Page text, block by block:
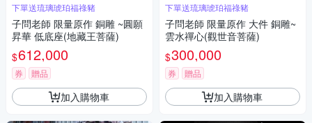
下單送琉璃琥珀福祿豬
子問老師 限量原作 銅雕 ~圓願
昇華 低底座(地藏王菩薩)
$612,000
券 贈品
加入購物車
下單送琉璃琥珀福祿豬
子問老師 限量原作 大件 銅雕~
雲水禪心(觀世音菩薩)
$300,000
券 贈品
加入購物車